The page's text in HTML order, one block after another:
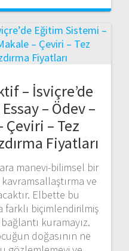
– İsviçre’de
– Ödev –
Çeviri – Tez
Fiyatları
manevi-bilimsel bir
ve
Elbette bu
biçimlendirilmiş
kuramayız.
doğasının ne